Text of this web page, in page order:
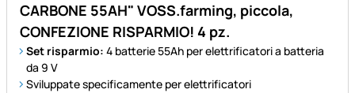
CARBONE 55AH" VOSS.farming, piccola,
CONFEZIONE RISPARMIO! 4 pz.
Set risparmio: 4 batterie 55Ah per elettrificatori a batteria
da 9 V
Sviluppate specificamente per elettrificatori